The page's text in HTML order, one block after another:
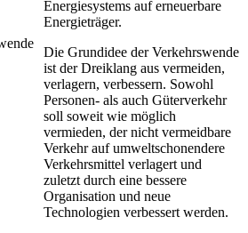
Energiesystems auf erneuerbare
Energieträger.
Die Grundidee der Verkehrswende
ist der Dreiklang aus vermeiden,
verlagern, verbessern. Sowohl
Personen- als auch Güterverkehr
soll soweit wie möglich
vermieden, der nicht vermeidbare
Verkehr auf umweltschonendere
Verkehrsmittel verlagert und
zuletzt durch eine bessere
Organisation und neue
Technologien verbessert werden.